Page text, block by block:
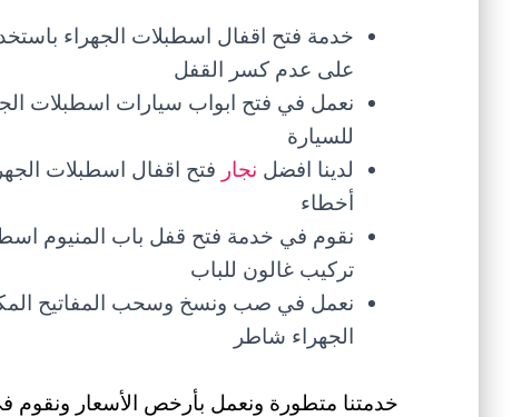
خدمة فتح اقفال اسطبلات الجهراء
على عدم كسر القفل
نعمل في فتح ابواب سيارات اسطبلات
للسيارة
لدينا افضل نجار فتح اقفال اسطبلات
أخطاء
نقوم في خدمة فتح قفل باب المنيوم
تركيب غالون للباب
نعمل في صب ونسخ وسحب المفاتيح
الجهراء شاطر
خدمتنا متطورة ونعمل بأرخص الأسعار ونقوم